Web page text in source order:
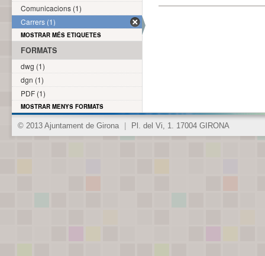
Comunicacions (1)
Carrers (1)
MOSTRAR MÉS ETIQUETES
FORMATS
dwg (1)
dgn (1)
PDF (1)
MOSTRAR MENYS FORMATS
© 2013 Ajuntament de Girona Pl. del Vi, 1. 17004 GIRONA